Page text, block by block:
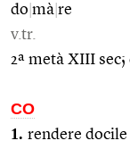
do mà re
v.tr.
2ª metà XIII sec;
CO
1. rendere